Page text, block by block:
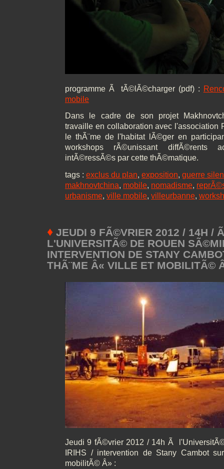
programme Ã tÃ©lÃ©charger (pdf) :
mobile
Dans le cadre de son projet
travaille en collaboration avec l'association
le thÃ¨me de l'habitat lÃ©ger en
workshops rÃ©unissant diffÃ©rents
intÃ©ressÃ©s par cette thÃ©matique.
tags : exclus du plan, exposition, guerre
makhnovtchina, mobile, nomadisme,
urbanisme, ville mobile, villeurbanne,
♦ JEUDI 9 FÃ©VRIER 2012 / 14H /
L'UNIVERSITÃ© DE ROUEN
INTERVENTION DE STANY
THÃ¨ME Â« VILLE ET MOBILITÃ©
Jeudi 9 fÃ©vrier 2012 / 14h Ã
IRIHS / intervention de Stany Cambot
mobilitÃ© Â» :